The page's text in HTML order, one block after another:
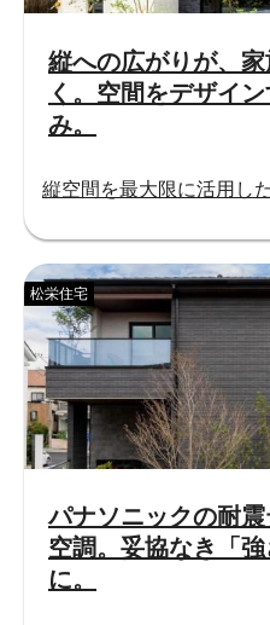
縦への広がりが、
く。空間をデザイ
み。
縦空間を最大限に活用し
パナソニックの耐
空調。妥協なき「
に。
松栄住宅